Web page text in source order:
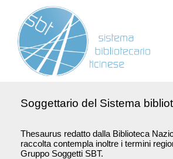
Soggettario del Sistema
Thesaurus redatto dalla Biblioteca
raccolta contempla inoltre i termini
Gruppo Soggetti SBT.